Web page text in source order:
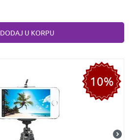
DODAJ U KORPU
10%